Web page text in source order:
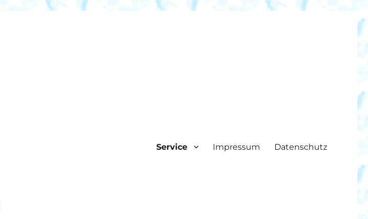
Service Impressum Datenschutz